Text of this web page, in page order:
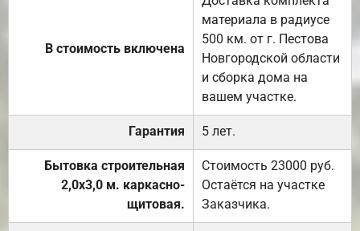
В стоимость включена
материала в радиусе
500 км. от г. Пестова
Новгородской области
и сборка дома на
вашем участке.
Гарантия 5 лет.
Бытовка строительная
2,0х3,0 м. каркасно-
щитовая.
Стоимость 23000 руб.
Остаётся на участке
Заказчика.